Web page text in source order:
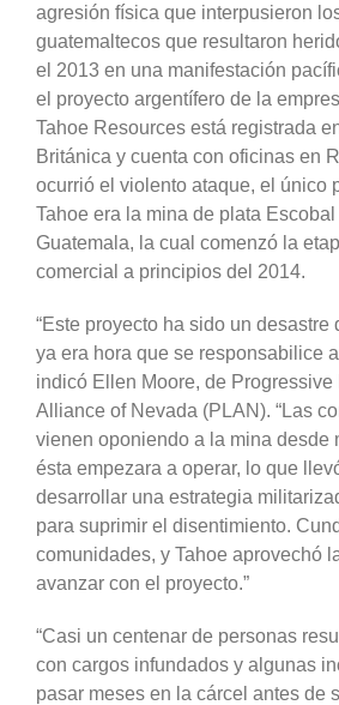
agresión física que interpusieron
guatemaltecos que resultaron
el 2013 en una manifestación
el proyecto argentífero de la
Tahoe Resources está registrada
Británica y cuenta con oficinas en
ocurrió el violento ataque, el único
Tahoe era la mina de plata
Guatemala, la cual comenzó la
comercial a principios del 2014.
“Este proyecto ha sido un
ya era hora que se responsabilice
indicó Ellen Moore, de Progressive
Alliance of Nevada (PLAN). “Las
vienen oponiendo a la mina desde
ésta empezara a operar, lo que
desarrollar una estrategia
para suprimir el disentimiento.
comunidades, y Tahoe aprovechó
avanzar con el proyecto.”
“Casi un centenar de personas
con cargos infundados y algunas
pasar meses en la cárcel antes de